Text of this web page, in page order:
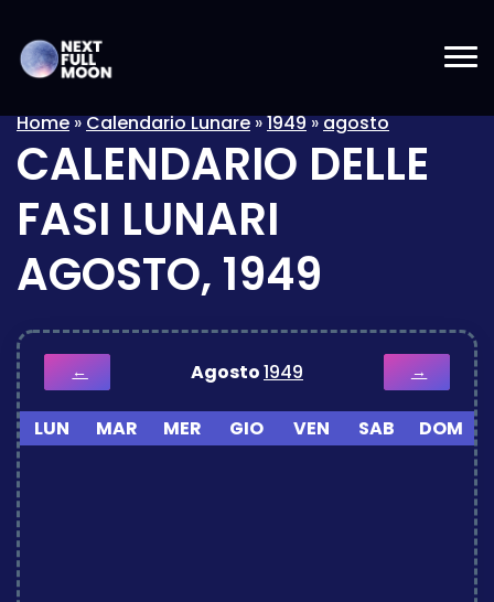
Home»Calendario Lunare»1949»agosto
CALENDARIO DELLE
FASI LUNARI
AGOSTO, 1949
← Agosto1949 →
LUN MAR MER GIO VEN SAB DOM